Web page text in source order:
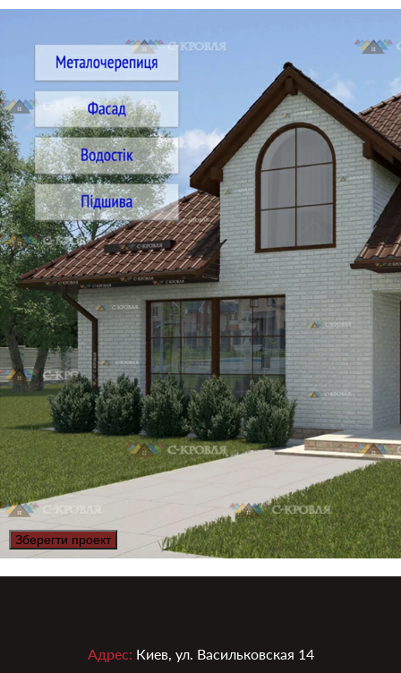
Зберегти проект
Адрес: Киев, ул. Васильковская 14